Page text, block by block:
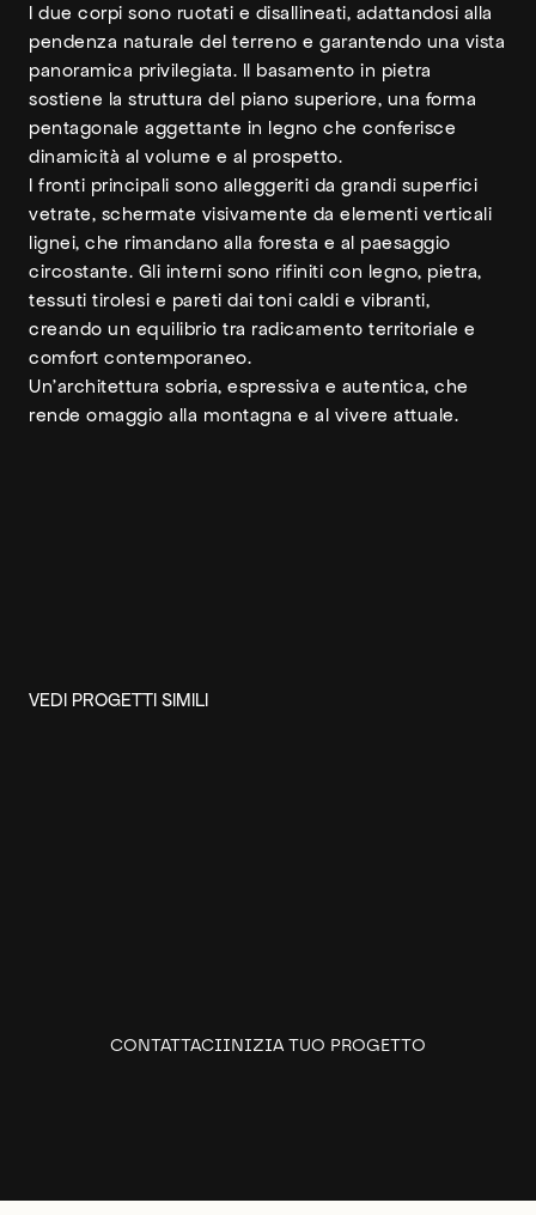
I due corpi sono ruotati e disallineati, adattandosi alla
pendenza naturale del terreno e garantendo una vista
panoramica privilegiata. Il basamento in pietra
sostiene la struttura del piano superiore, una forma
pentagonale aggettante in legno che conferisce
dinamicità al volume e al prospetto.
I fronti principali sono alleggeriti da grandi superfici
vetrate, schermate visivamente da elementi verticali
lignei, che rimandano alla foresta e al paesaggio
circostante. Gli interni sono rifiniti con legno, pietra,
tessuti tirolesi e pareti dai toni caldi e vibranti,
creando un equilibrio tra radicamento territoriale e
comfort contemporaneo.
Un’architettura sobria, espressiva e autentica, che
rende omaggio alla montagna e al vivere attuale.
VEDI PROGETTI SIMILI
CONTATTACIINIZIA TUO PROGETTO